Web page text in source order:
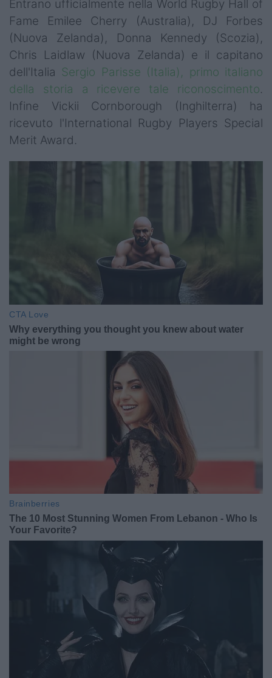
Entrano ufficialmente nella World Rugby Hall of
Fame Emilee Cherry (Australia), DJ Forbes
(Nuova Zelanda), Donna Kennedy (Scozia),
Chris Laidlaw (Nuova Zelanda) e il capitano
dell'Italia Sergio Parisse (Italia), primo italiano
della storia a ricevere tale riconoscimento.
Infine Vickii Cornborough (Inghilterra) ha
ricevuto l'International Rugby Players Special
Merit Award.